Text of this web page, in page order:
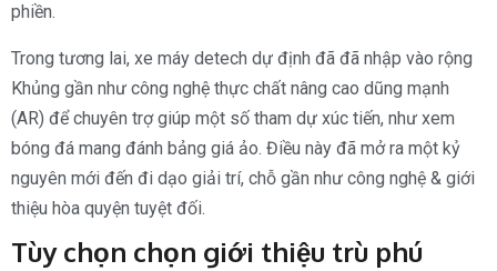
phiền.
Trong tương lai, xe máy detech dự định đã đã nhập vào rộng
Khủng gần như công nghệ thực chất nâng cao dũng mạnh
(AR) để chuyên trợ giúp một số tham dự xúc tiến, như xem
bóng đá mang đánh bảng giá ảo. Điều này đã mở ra một kỷ
nguyên mới đến đi dạo giải trí, chỗ gần như công nghệ & giới
thiệu hòa quyện tuyệt đối.
Tùy chọn chọn giới thiệu trù phú